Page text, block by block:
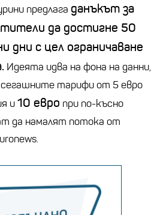
предлага данъкът за
да достигне 50
дни с цел ограничаване
Идеята идва на фона на данни,
сегашните тарифи от 5 евро
и10 евро при по-късно
да намалят потока от